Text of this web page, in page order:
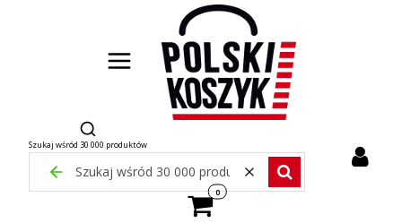
Otwórz wyszukiwarkę
Szukaj wśród 30 000 produktów
Zamknij wyszukiwarkę WyczyśćSzukaj wśród 30 000
Produkty w koszyku: 0. Zobacz